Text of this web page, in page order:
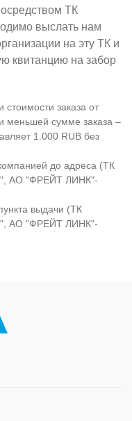
ТК
выслать нам
на эту ТК и
квитанцию на забор
стоимости заказа от
меньшей сумме заказа –
1.000 RUB без
до адреса (ТК
АО "ФРЕЙТ ЛИНК"-
выдачи (ТК
АО "ФРЕЙТ ЛИНК"-